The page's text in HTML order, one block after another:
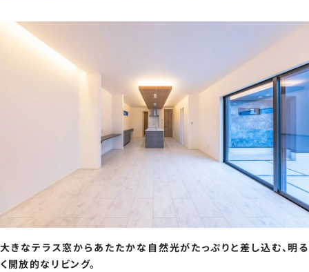
大きなテラス窓からあたたかな自然光がたっぷりと差し込む、明る
く開放的なリビング。